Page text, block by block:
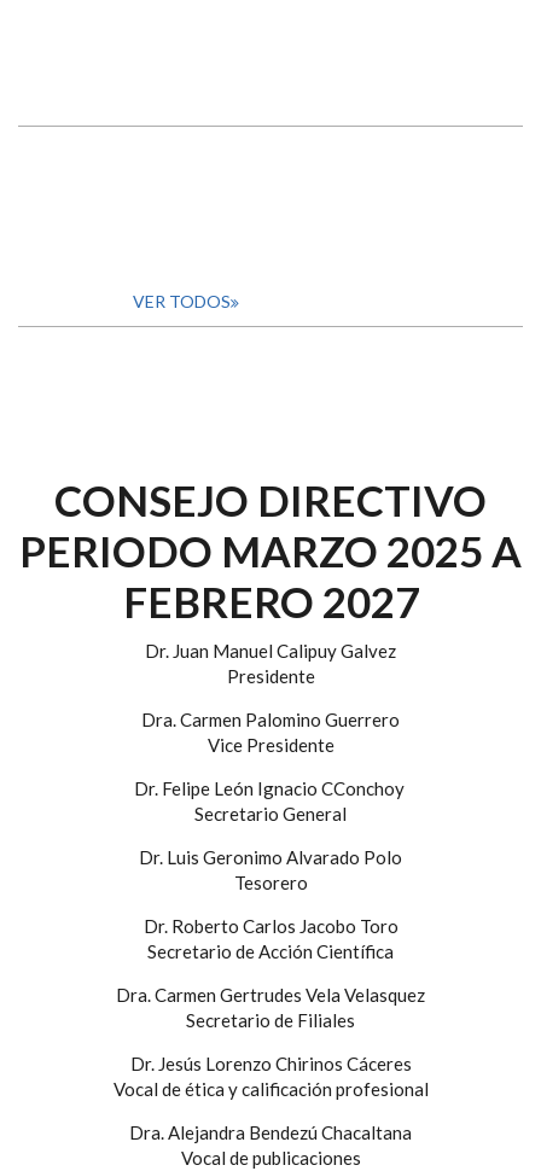
VER TODOS
CONSEJO DIRECTIVO
PERIODO MARZO 2025 A
FEBRERO 2027
Dr. Juan Manuel Calipuy Galvez
Presidente
Dra. Carmen Palomino Guerrero
Vice Presidente
Dr. Felipe León Ignacio CConchoy
Secretario General
Dr. Luis Geronimo Alvarado Polo
Tesorero
Dr. Roberto Carlos Jacobo Toro
Secretario de Acción Científica
Dra. Carmen Gertrudes Vela Velasquez
Secretario de Filiales
Dr. Jesús Lorenzo Chirinos Cáceres
Vocal de ética y calificación profesional
Dra. Alejandra Bendezú Chacaltana
Vocal de publicaciones